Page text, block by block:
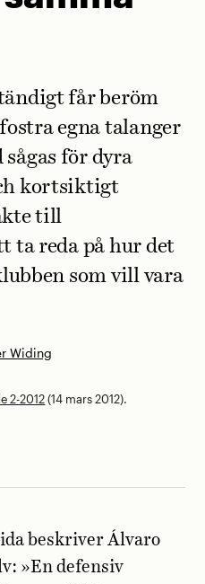
Widing
får beröm
egna talanger
för dyra
kortsiktigt
till
ta reda på hur det
som vill vara
2-2012(14 mars 2012).
beskriver Álvaro
»En defensiv